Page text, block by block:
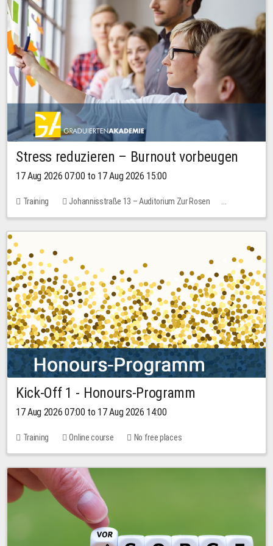
Stress reduzieren – Burnout vorbeugen
17 Aug 2026 07:00 to 17 Aug 2026 15:00
Training
Johannisstraße 13 – Auditorium Zur Rosen
1 place
10.00 EUR
Kick-Off 1 - Honours-Programm
17 Aug 2026 07:00 to 17 Aug 2026 14:00
Training Online course No free places